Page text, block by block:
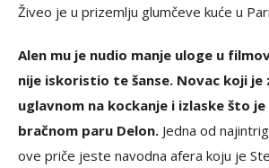
Živeo je u prizemlju glumčeve kuće u
Alen mu je nudio manje uloge u
nije iskoristio te šanse. Novac koji
uglavnom na kockanje i izlaske što
bračnom paru Delon. Jedna od
ove priče jeste navodna afera koju je